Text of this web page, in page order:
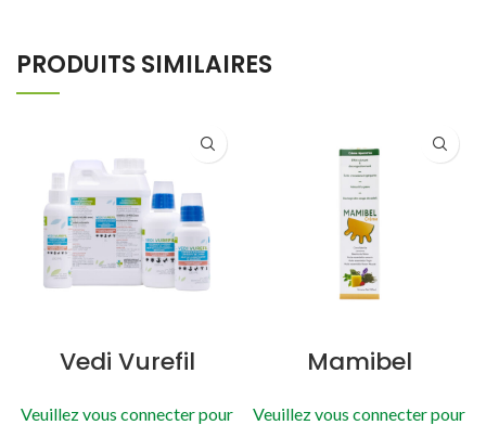
PRODUITS SIMILAIRES
Vedi Vurefil
Veuillez vous connecter pour
Mamibel
Veuillez vous connecter pour